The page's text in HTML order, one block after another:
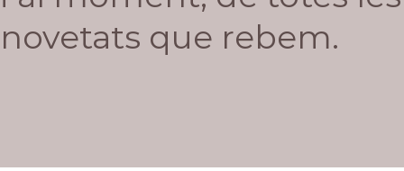
novetats que rebem.